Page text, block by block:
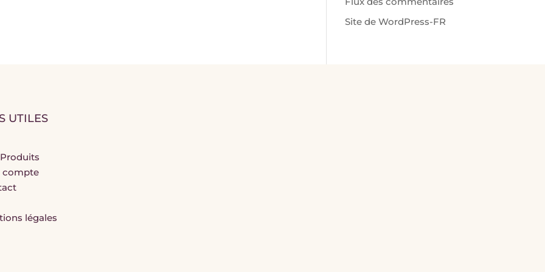
Site de WordPress-FR
UTILES
compte
légales